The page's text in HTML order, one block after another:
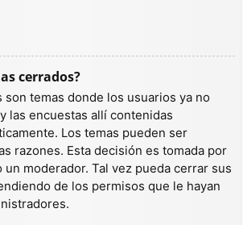
cerrados?
son temas donde los usuarios ya no
las encuestas allí contenidas
Los temas pueden ser
razones. Esta decisión es tomada por
un moderador. Tal vez pueda cerrar sus
de los permisos que le hayan